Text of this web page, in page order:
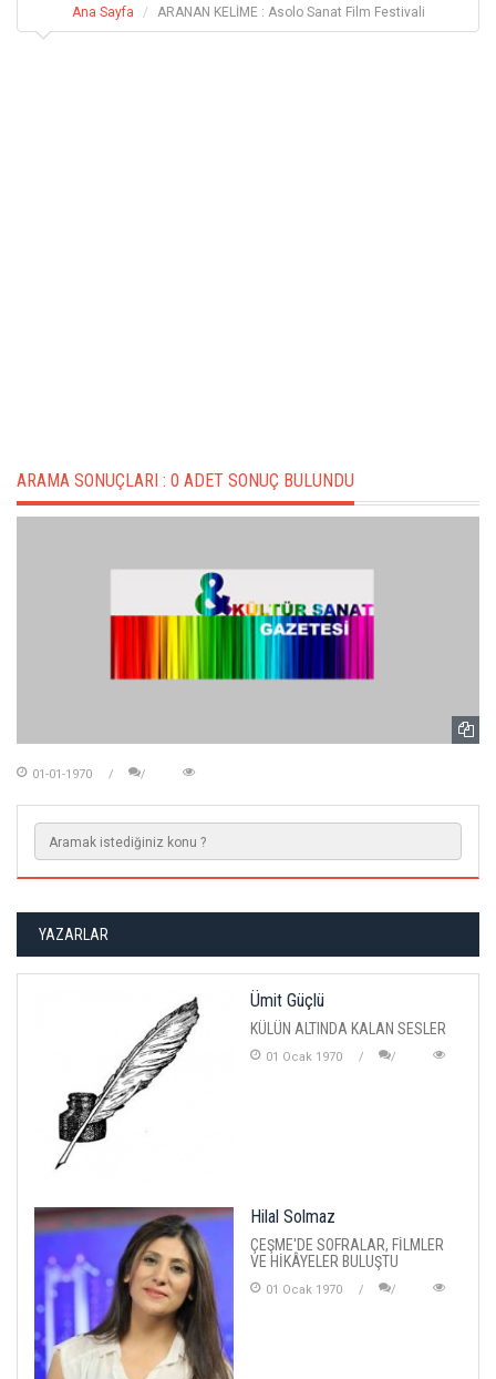
Ana Sayfa ARANAN KELİME : Asolo Sanat Film Festivali
ARAMA SONUÇLARI : 0 ADET SONUÇ BULUNDU
01-01-1970
YAZARLAR
Ümit Güçlü
KÜLÜN ALTINDA KALAN SESLER
01 Ocak 1970
Hilal Solmaz
ÇEŞME'DE SOFRALAR, FİLMLER
VE HİKÂYELER BULUŞTU
01 Ocak 1970